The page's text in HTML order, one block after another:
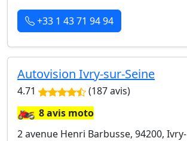
+33 1 43 71 94 94
Autovision Ivry-sur-Seine
4.71 (187 avis)
🏍️8 avis moto
2 avenue Henri Barbusse, 94200, Ivry-